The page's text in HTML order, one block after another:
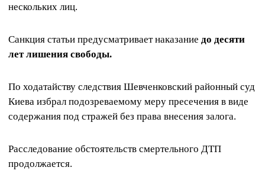
нескольких лиц.
Санкция статьи предусматривает наказание до десяти
лет лишения свободы.
По ходатайству следствия Шевченковский районный суд
Киева избрал подозреваемому меру пресечения в виде
содержания под стражей без права внесения залога.
Расследование обстоятельств смертельного ДТП
продолжается.